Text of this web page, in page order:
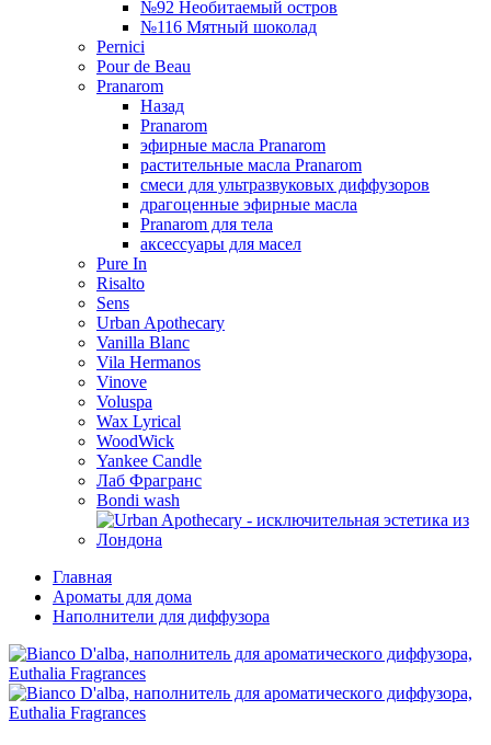
№92 Необитаемый остров
№116 Мятный шоколад
Pernici
Pour de Beau
Pranarom
Назад
Pranarom
эфирные масла Pranarom
растительные масла Pranarom
смеси для ультразвуковых диффузоров
драгоценные эфирные масла
Pranarom для тела
аксессуары для масел
Pure In
Risalto
Sens
Urban Apothecary
Vanilla Blanc
Vila Hermanos
Vinove
Voluspa
Wax Lyrical
WoodWick
Yankee Candle
Лаб Фрагранс
Bondi wash
Главная
Ароматы для дома
Наполнители для диффузора